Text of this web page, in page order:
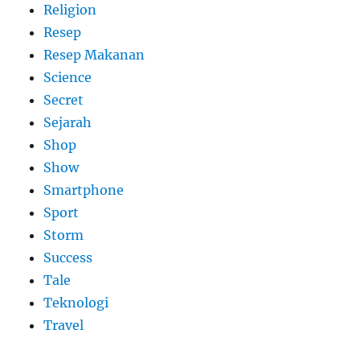
Religion
Resep
Resep Makanan
Science
Secret
Sejarah
Shop
Show
Smartphone
Sport
Storm
Success
Tale
Teknologi
Travel